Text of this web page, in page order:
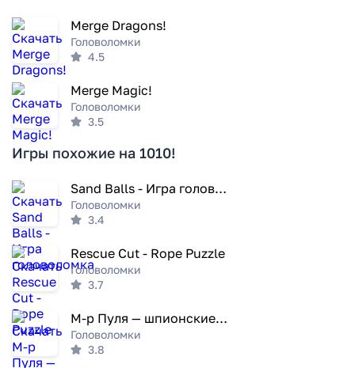
Merge Dragons!
Головоломки
4.5
Merge Magic!
Головоломки
3.5
Игры похожие на 1010!
Sand Balls - Игра головоломка
Головоломки
3.4
Rescue Cut - Rope Puzzle
Головоломки
3.7
М-р Пуля — шпионские задачки
Головоломки
3.8